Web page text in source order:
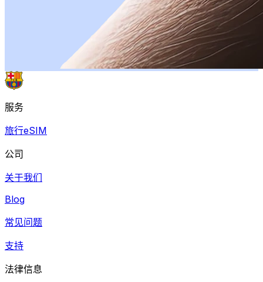
服务
旅行eSIM
公司
关于我们
Blog
常见问题
支持
法律信息